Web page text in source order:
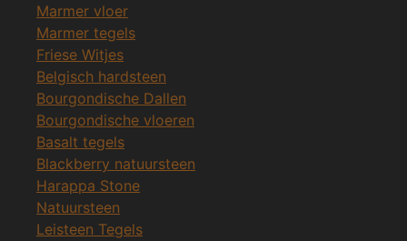
Marmer vloer
Marmer tegels
Friese Witjes
Belgisch hardsteen
Bourgondische Dallen
Bourgondische vloeren
Basalt tegels
Blackberry natuursteen
Harappa Stone
Natuursteen
Leisteen Tegels